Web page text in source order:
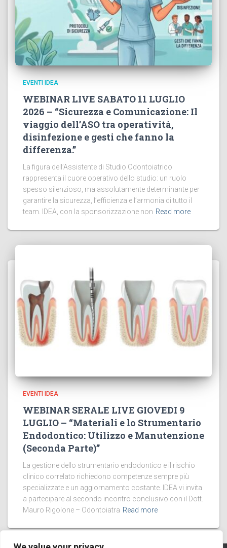
EVENTI IDEA
WEBINAR LIVE SABATO 11 LUGLIO
2026 – “Sicurezza e Comunicazione: Il
viaggio dell’ASO tra operatività,
disinfezione e gesti che fanno la
differenza.”
La figura dell’Assistente di Studio Odontoiatrico
rappresenta il cuore operativo dello studio: un ruolo
spesso silenzioso, ma assolutamente determinante per
garantire la sicurezza, l’efficienza e l’armonia di tutto il
team. IDEA, con la sponsorizzazione non Read more
EVENTI IDEA
WEBINAR SERALE LIVE GIOVEDI 9
LUGLIO – “Materiali e lo Strumentario
Endodontico: Utilizzo e Manutenzione
(Seconda Parte)”
La gestione dello strumentario endodontico e il rischio
clinico correlato richiedono competenze sempre più
specializzate e un aggiornamento costante. IDEA vi invita
a partecipare al secondo incontro conclusivo con il Dott.
Mauro Rigolone – Odontoiatra Read more